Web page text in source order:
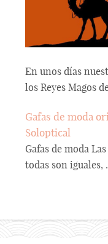
En unos días
los Reyes Magos
Gafas de moda
Soloptical
Gafas de moda
todas son iguales,